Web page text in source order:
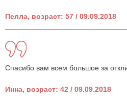
Пелла, возраст: 57 / 09.09.2018
Спасибо вам всем большое за
Инна, возраст: 42 / 09.09.2018